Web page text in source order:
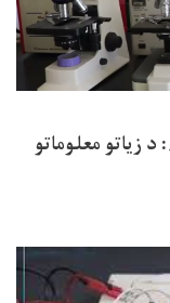
زیاتو معلوماتو